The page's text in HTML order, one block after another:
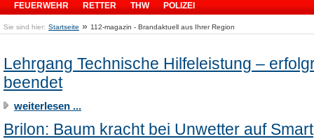
FEUERWEHR RETTER THW POLIZEI
Sie sind hier: Startseite » 112-magazin - Brandaktuell aus Ihrer Region
Lehrgang Technische Hilfeleistung –
beendet
weiterlesen ...
Brilon: Baum kracht bei Unwetter auf Smart